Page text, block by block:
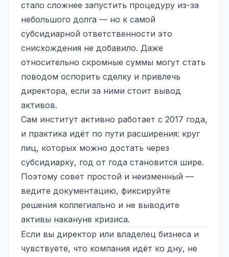
стало сложнее запустить процедуру из-за
небольшого долга — но к самой
субсидиарной ответственности это
снисхождения не добавило. Даже
относительно скромные суммы могут стать
поводом оспорить сделку и привлечь
директора, если за ними стоит вывод
активов.
Сам институт активно работает с 2017 года,
и практика идёт по пути расширения: круг
лиц, которых можно достать через
субсидиарку, год от года становится шире.
Поэтому совет простой и неизменный —
ведите документацию, фиксируйте
решения коллегиально и не выводите
активы накануне кризиса.
Если вы директор или владелец бизнеса и
чувствуете, что компания идёт ко дну, не